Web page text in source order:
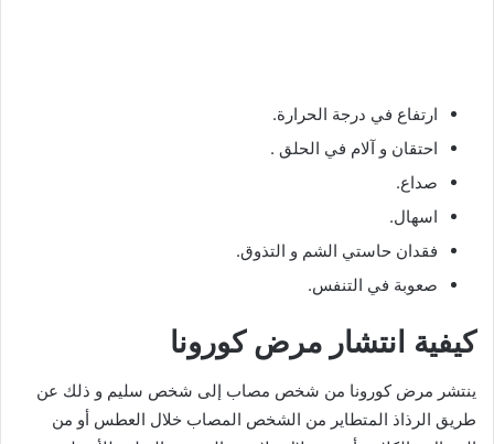
ارتفاع في درجة الحرارة.
احتقان و آلام في الحلق .
صداع.
اسهال.
فقدان حاستي الشم و التذوق.
صعوبة في التنفس.
كيفية انتشار مرض كورونا
ينتشر مرض كورونا من شخص مصاب إلى شخص سليم و ذلك عن
طريق الرذاذ المتطاير من الشخص المصاب خلال العطس أو من